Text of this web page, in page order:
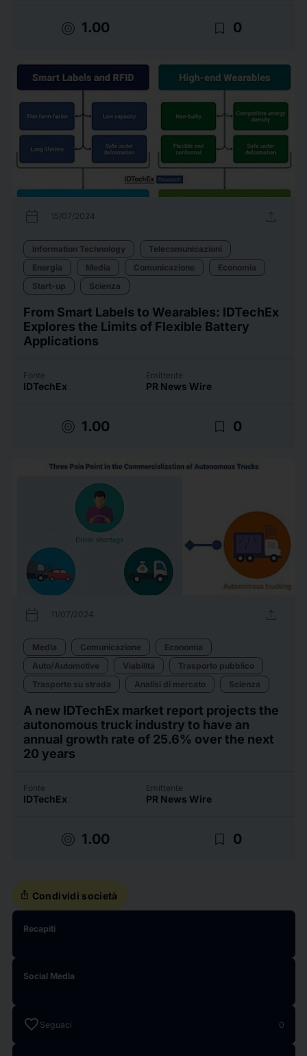
target 1.00 bookmark_border 0
calendar_today 15/07/2024 upload
Information Technology
Telecomunicazioni
Energia
Media Comunicazione
Economia
Start-up
Scienza
From Smart Labels to Wearables: IDTechEx
Explores the Limits of Flexible Battery
Applications
Fonte
IDTechEx
Emittente
PR News Wire
target 1.00 bookmark_border 0
calendar_today 11/07/2024 upload
Media Comunicazione
Economia
Auto/Automotive
Viabilità
Trasporto pubblico
Trasporto su strada
Analisi di mercato Scienza
A new IDTechEx market report projects the
autonomous truck industry to have an
annual growth rate of 25.6% over the next
20 years
Fonte
IDTechEx
Emittente
PR News Wire
target 1.00 bookmark_border 0
ios_share Condividi società
Recapiti
Social Media
favorite Seguaci 0